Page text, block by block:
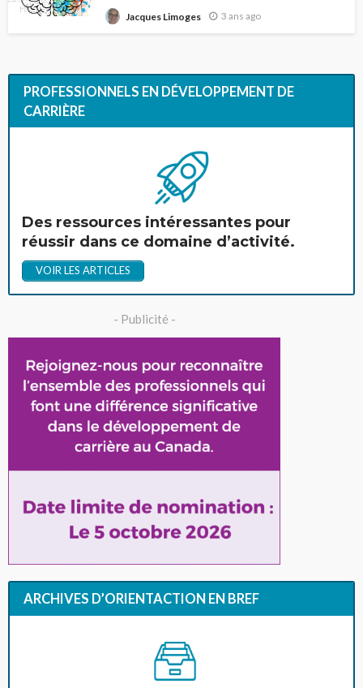
Jacques Limoges 3 ans ago
PROFESSIONNELS EN DÉVELOPPEMENT DE
CARRIÈRE
Des ressources intéressantes pour
réussir dans ce domaine d’activité.
VOIR LES ARTICLES
- Publicité -
ARCHIVES D’ORIENTACTION EN BREF